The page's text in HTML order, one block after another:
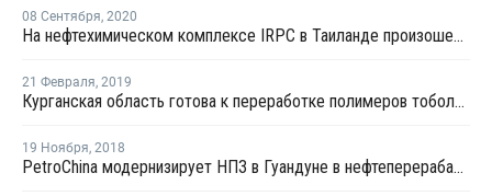
08 Сентября, 2020
На нефтехимическом комплексе IRPC в Таиланде произошел пожар
21 Февраля, 2019
Курганская область готова к переработке полимеров тобольской площадки СИБУРа
19 Ноября, 2018
PetroChina модернизирует НПЗ в Гуандуне в нефтеперерабатывающий комплекс